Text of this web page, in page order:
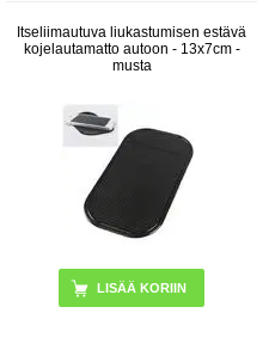
Itseliimautuva liukastumisen estävä
kojelautamatto autoon - 13x7cm -
musta